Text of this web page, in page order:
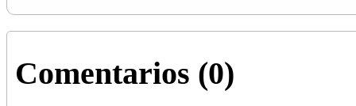
Comentarios (0)